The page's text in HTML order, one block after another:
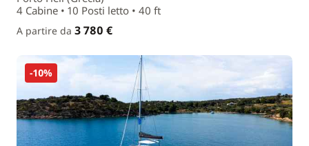
4 Cabine • 10 Posti letto • 40 ft
A partire da 3 780 €
-10%